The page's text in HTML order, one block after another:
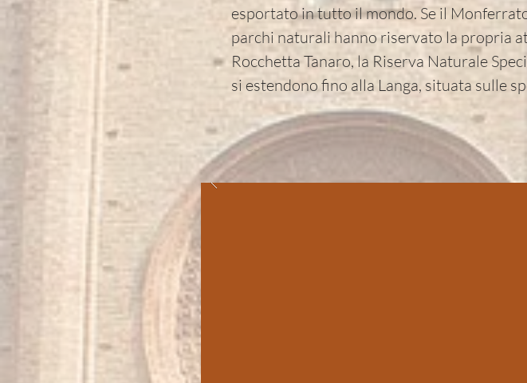
esportato in tutto il mondo. Se il
parchi naturali hanno riservato la propria
Rocchetta Tanaro, la Riserva Naturale
si estendono fino alla Langa, situata sulle